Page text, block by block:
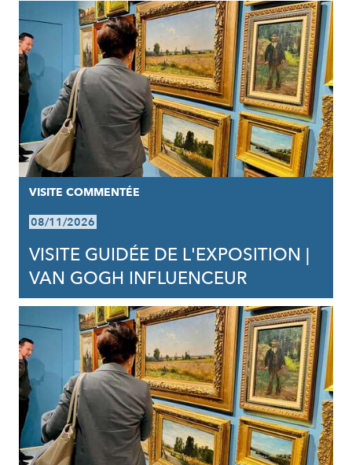
VISITE COMMENTÉE
08/11/2026
VISITE GUIDÉE DE L'EXPOSITION |
VAN GOGH INFLUENCEUR